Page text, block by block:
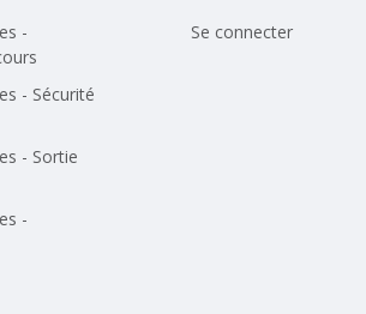
-
- Sécurité
- Sortie
-
Se connecter